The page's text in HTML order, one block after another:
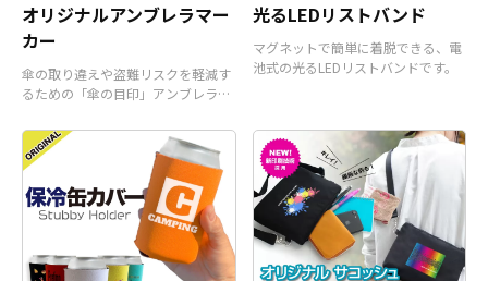
オリジナルアンブレラマー
カー
傘の取り違えや盗難リスクを軽減す
るための「傘の目印」アンブレラマ
光るLEDリストバンド
マグネットで簡単に着脱できる、電
池式の光るLEDリストバンドです。